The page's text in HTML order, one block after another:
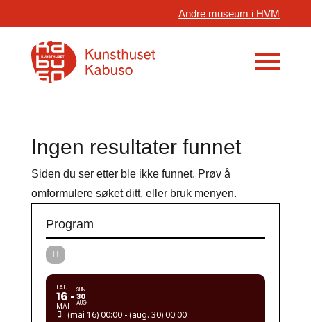
Andre museum i HVM
Ingen resultater funnet
Siden du ser etter ble ikke funnet. Prøv å
omformulere søket ditt, eller bruk menyen.
Program
LAU
16
MAI
SUN
30
AUG
(mai 16) 00:00 - (aug. 30) 00:00